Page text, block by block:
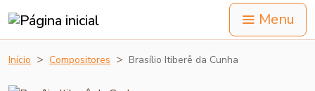
Menu
Início Compositores Brasílio Itiberê da Cunha